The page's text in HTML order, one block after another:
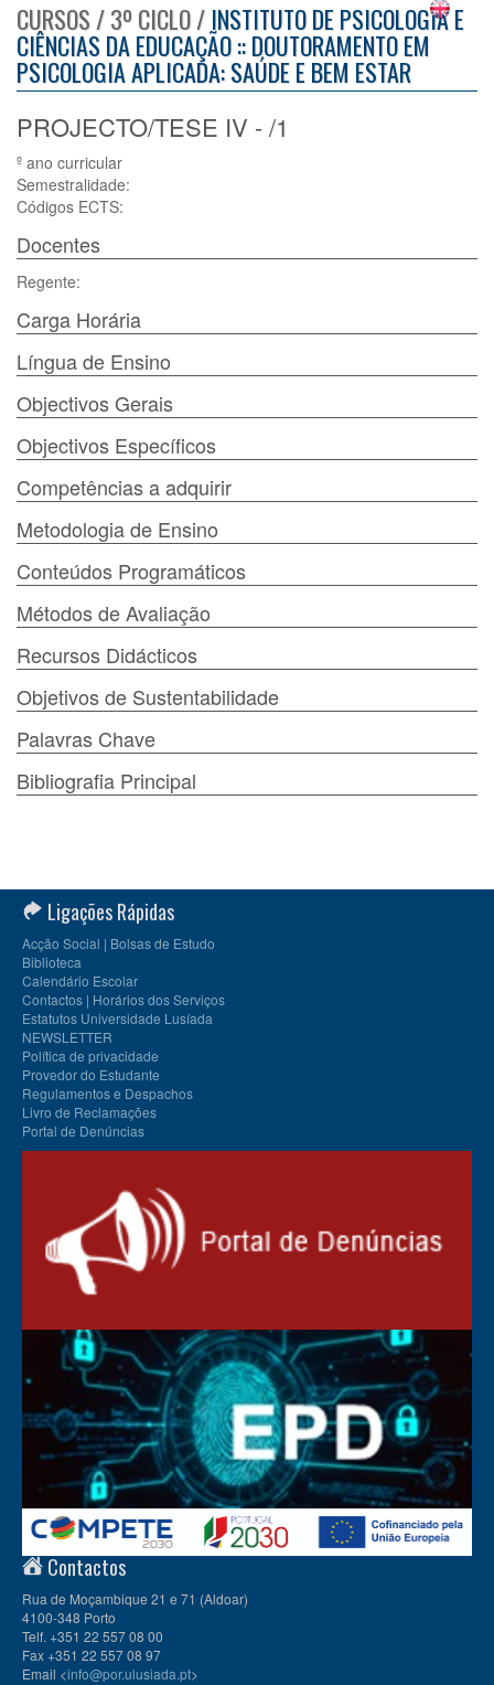
CURSOS / 3º CICLO / INSTITUTO DE PSICOLOGIA E
CIÊNCIAS DA EDUCAÇÃO :: DOUTORAMENTO EM
PSICOLOGIA APLICADA: SAÚDE E BEM ESTAR
PROJECTO/TESE IV - /1
º ano curricular
Semestralidade:
Códigos ECTS:
Docentes
Regente:
Carga Horária
Língua de Ensino
Objectivos Gerais
Objectivos Específicos
Competências a adquirir
Metodologia de Ensino
Conteúdos Programáticos
Métodos de Avaliação
Recursos Didácticos
Objetivos de Sustentabilidade
Palavras Chave
Bibliografia Principal
Ligações Rápidas
Acção Social | Bolsas de Estudo
Biblioteca
Calendário Escolar
Contactos | Horários dos Serviços
Estatutos Universidade Lusíada
NEWSLETTER
Política de privacidade
Provedor do Estudante
Regulamentos e Despachos
Livro de Reclamações
Portal de Denúncias
Contactos
Rua de Moçambique 21 e 71 (Aldoar)
4100-348 Porto
Telf. +351 22 557 08 00
Fax +351 22 557 08 97
Email <info@por.ulusiada.pt>